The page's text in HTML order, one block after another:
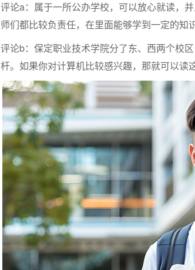
评论a：属于一所公办学校，可以放心就读，
师们都比较负责任，在里面能够学到一定的知识
评论b：保定职业技术学院分了东、西两个校
杆。如果你对计算机比较感兴趣，那就可以读